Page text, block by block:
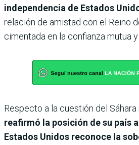
independencia de Estados
relación de amistad con el Reino
cimentada en la confianza mutua
Respecto a la cuestión del Sáhara
reafirmó la posición de su país
Estados Unidos reconoce la